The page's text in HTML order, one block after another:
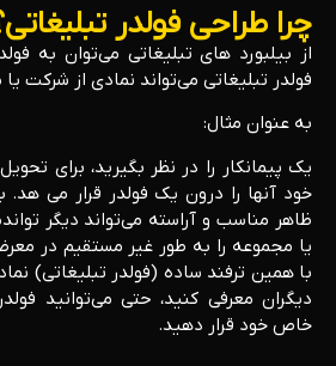
چرا طراحی فولدر
از بیلبورد های تبلیغاتی می‌توان به
فولدر تبلیغاتی می‌تواند نمادی از شرکت
به عنوان مثال:
یک پیمانکار را در نظر بگیرید، برای
خود آنها را درون یک فولدر قرار می هد.
ظاهر مناسب و آراسته می‌تواند دیگر
یا مجموعه را به طور غیر مستقیم در
با همین ترفند ساده (فولدر تبلیغاتی)
دیگران معرفی کنید، حتی می‌توانید
خاص خود قرار دهید.